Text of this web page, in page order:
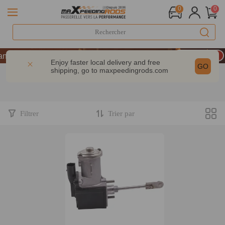
0 0
LIVRAISON GRATUITE À DOMICILE - FR
: -9% | CODE : MXR20TH
dès 200 € – CODE : WELCOME
Enjoy faster local delivery and free
shipping, go to maxpeedingrods.com GO
Filtrer Trier par